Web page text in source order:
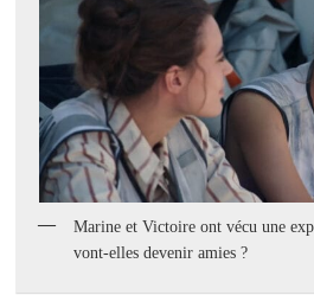
Marine et Victoire ont vécu une
vont-elles devenir amies ?